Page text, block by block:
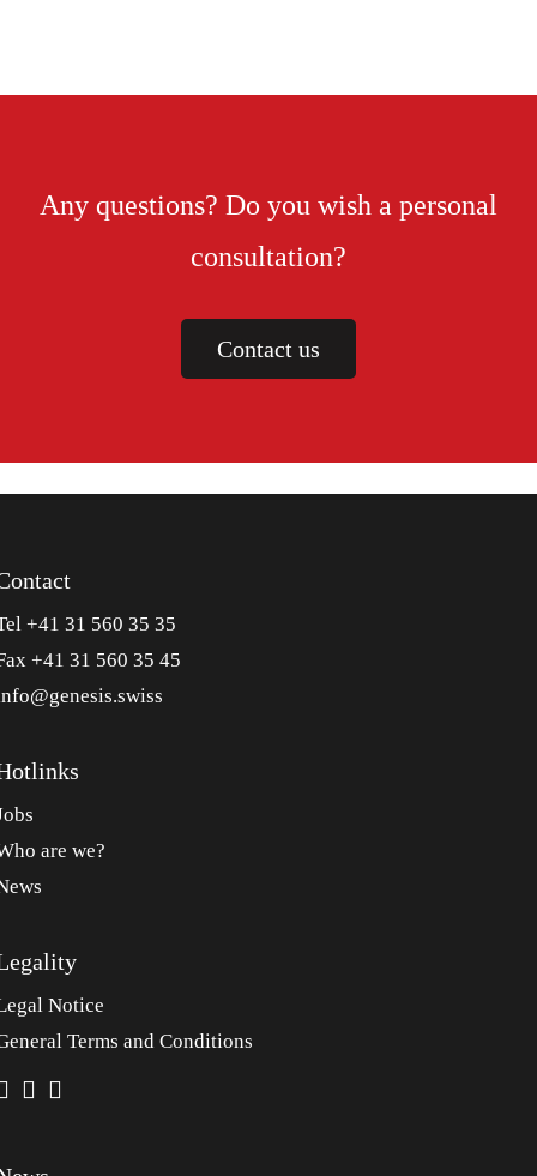
Any questions? Do you wish a personal
consultation?
Contact us
+41 31 560 35 35
+41 31 560 35 45
are we?
Notice
Terms and Conditions